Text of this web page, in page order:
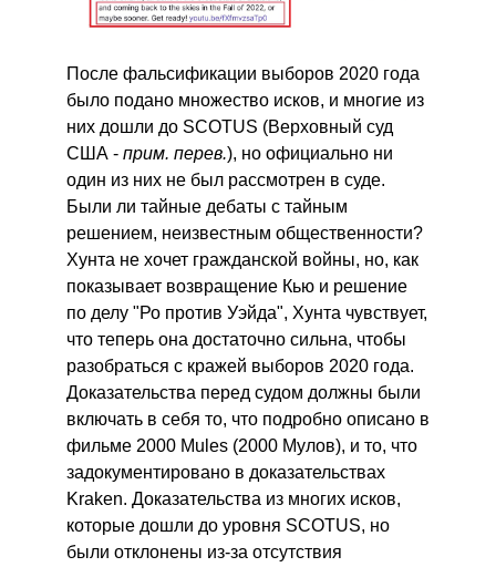
После фальсификации выборов 2020 года
было подано множество исков, и многие из
них дошли до SCOTUS (Верховный суд
США - прим. перев.), но официально ни
один из них не был рассмотрен в суде.
Были ли тайные дебаты с тайным
решением, неизвестным общественности?
Хунта не хочет гражданской войны, но, как
показывает возвращение Кью и решение
по делу "Ро против Уэйда", Хунта чувствует,
что теперь она достаточно сильна, чтобы
разобраться с кражей выборов 2020 года.
Доказательства перед судом должны были
включать в себя то, что подробно описано в
фильме 2000 Mules (2000 Мулов), и то, что
задокументировано в доказательствах
Kraken. Доказательства из многих исков,
которые дошли до уровня SCOTUS, но
были отклонены из-за отсутствия